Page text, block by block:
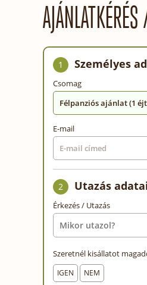
1 Személyes
Csomag
Félpanziós ajánlat (1
E-mail
2 Utazás
Érkezés / Utazás
Szeretnél kisállatot
IGEN NEM